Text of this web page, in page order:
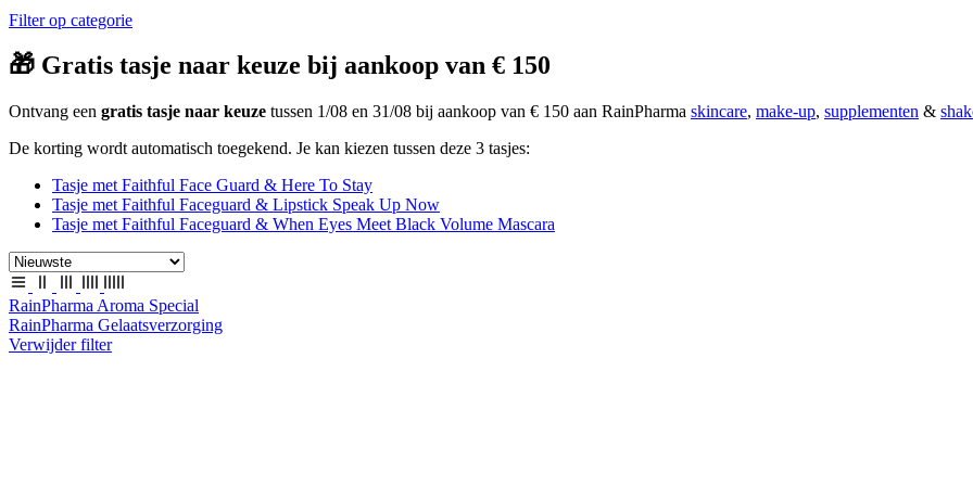
Filter op categorie
🎁 Gratis tasje naar keuze bij aankoop van € 150
Ontvang een gratis tasje naar keuze tussen 1/08 en 31/08 bij aankoop van € 150 aan RainPharma skincare, make-up, supplementen &
De korting wordt automatisch toegekend. Je kan kiezen tussen deze 3 tasjes:
Tasje met Faithful Face Guard & Here To Stay
Tasje met Faithful Faceguard & Lipstick Speak Up Now
Tasje met Faithful Faceguard & When Eyes Meet Black Volume Mascara
RainPharma Aroma Special
RainPharma Gelaatsverzorging
Verwijder filter